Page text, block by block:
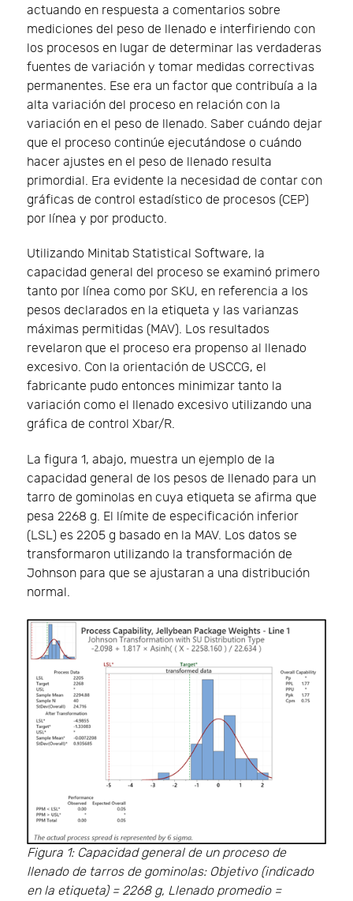
actuando en respuesta a comentarios sobre
mediciones del peso de llenado e interfiriendo con
los procesos en lugar de determinar las verdaderas
fuentes de variación y tomar medidas correctivas
permanentes. Ese era un factor que contribuía a la
alta variación del proceso en relación con la
variación en el peso de llenado. Saber cuándo dejar
que el proceso continúe ejecutándose o cuándo
hacer ajustes en el peso de llenado resulta
primordial. Era evidente la necesidad de contar con
gráficas de control estadístico de procesos (CEP)
por línea y por producto.
Utilizando Minitab Statistical Software, la
capacidad general del proceso se examinó primero
tanto por línea como por SKU, en referencia a los
pesos declarados en la etiqueta y las varianzas
máximas permitidas (MAV). Los resultados
revelaron que el proceso era propenso al llenado
excesivo. Con la orientación de USCCG, el
fabricante pudo entonces minimizar tanto la
variación como el llenado excesivo utilizando una
gráfica de control Xbar/R.
La figura 1, abajo, muestra un ejemplo de la
capacidad general de los pesos de llenado para un
tarro de gominolas en cuya etiqueta se afirma que
pesa 2268 g. El límite de especificación inferior
(LSL) es 2205 g basado en la MAV. Los datos se
transformaron utilizando la transformación de
Johnson para que se ajustaran a una distribución
normal.
Figura 1: Capacidad general de un proceso de
llenado de tarros de gominolas: Objetivo (indicado
en la etiqueta) = 2268 g, Llenado promedio =